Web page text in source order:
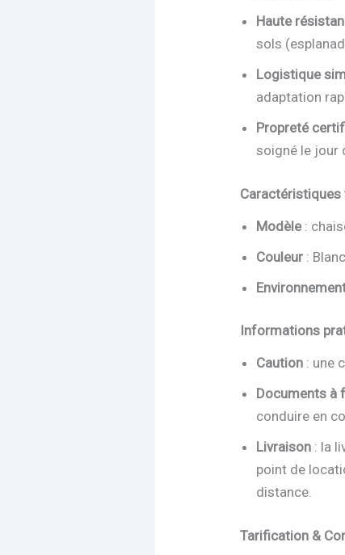
Haute
sols
Logistique
adaptation
Propreté
soigné le jour
Caractéristiques
Modèle :
Couleur :
Informations
Caution : une
Documents à
conduire en
Livraison : la
point de
distance.
Tarification &